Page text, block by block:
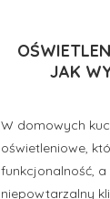
JAK
W domowych
oświetleniowe,
funkcjonalność,
niepowtarzalny